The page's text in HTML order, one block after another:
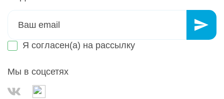
Я согласен(а) на рассылку
Мы в соцсетях